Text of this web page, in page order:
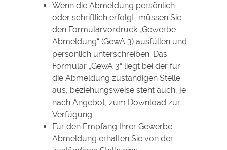
Wenn die Abmeldung persönlich
oder schriftlich erfolgt, müssen Sie
den Formularvordruck „Gewerbe-
Abmeldung“ (GewA 3) ausfüllen und
persönlich unterschreiben. Das
Formular „GewA 3“ liegt bei der für
die Abmeldung zuständigen Stelle
aus, beziehungsweise steht auch, je
nach Angebot, zum Download zur
Verfügung.
Für den Empfang Ihrer Gewerbe-
Abmeldung erhalten Sie von der